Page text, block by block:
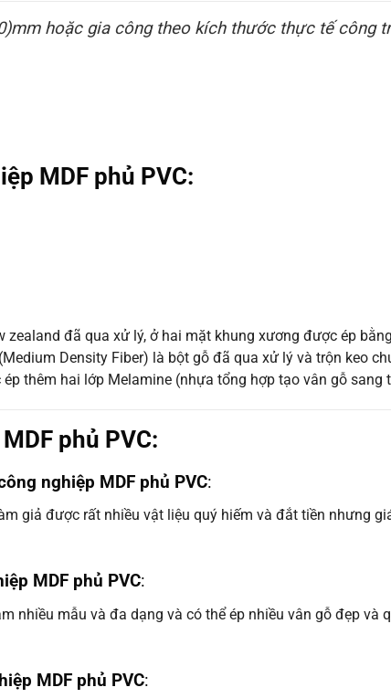
hoặc gia công theo kích thước thực tếcông
MDF phủ PVC:
đã qua xử lý, ở hai mặt khung xương được ép
Density Fiber) là bột gỗ đã qua xử lý và trộn keo
thêm hai lớp Melamine (nhựa tổng hợp tạo vân gỗ sang
phủ PVC:
nghiệp MDF phủ PVC:
giả được rất nhiều vật liệu quý hiếm và đắt tiền nhưng
MDF phủ PVC:
nhiều mẫu và đa dạng và có thể ép nhiều vân gỗ đẹp và
MDF phủ PVC: